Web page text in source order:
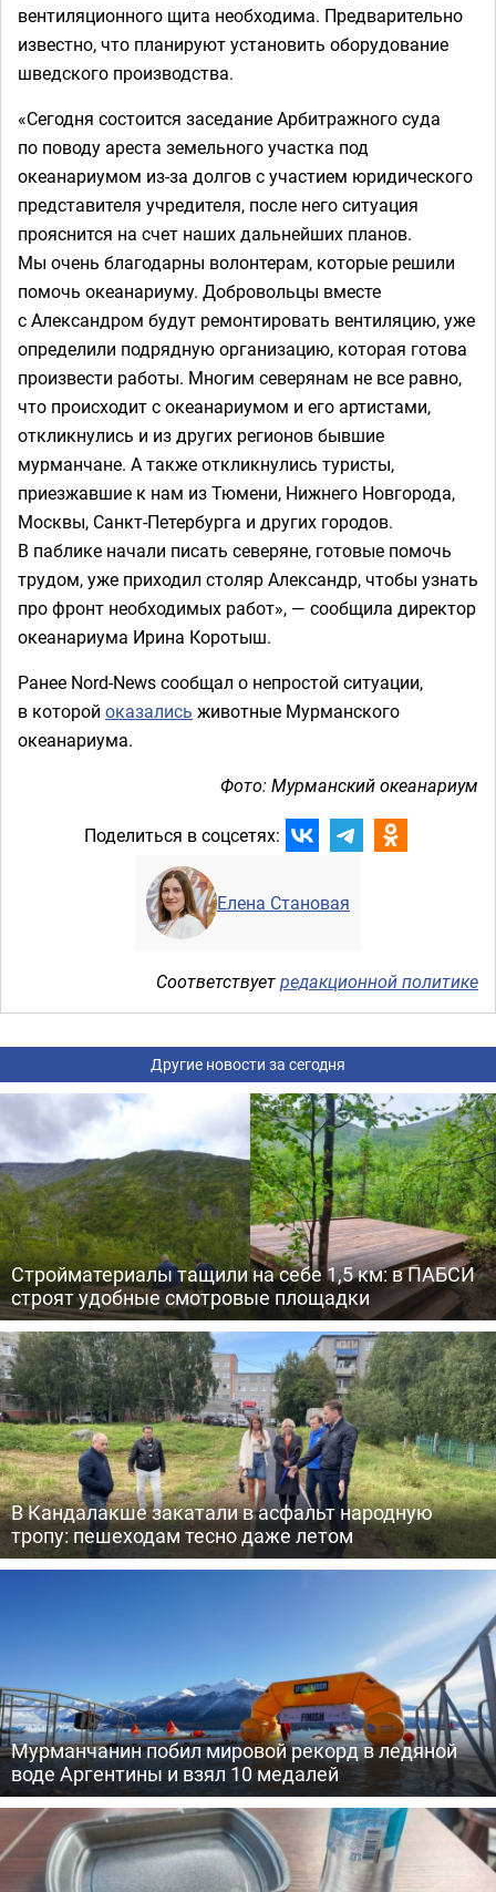
вентиляционного щита необходима. Предварительно
известно, что планируют установить оборудование
шведского производства.
«Сегодня состоится заседание Арбитражного суда
по поводу ареста земельного участка под
океанариумом из-за долгов с участием юридического
представителя учредителя, после него ситуация
прояснится на счет наших дальнейших планов.
Мы очень благодарны волонтерам, которые решили
помочь океанариуму. Добровольцы вместе
с Александром будут ремонтировать вентиляцию, уже
определили подрядную организацию, которая готова
произвести работы. Многим северянам не все равно,
что происходит с океанариумом и его артистами,
откликнулись и из других регионов бывшие
мурманчане. А также откликнулись туристы,
приезжавшие к нам из Тюмени, Нижнего Новгорода,
Москвы, Санкт-Петербурга и других городов.
В паблике начали писать северяне, готовые помочь
трудом, уже приходил столяр Александр, чтобы узнать
про фронт необходимых работ», — сообщила директор
океанариума Ирина Коротыш.
Ранее Nord-News сообщал о непростой ситуации,
в которой оказались животные Мурманского
океанариума.
Фото: Мурманский океанариум
Поделиться в соцсетях:
Елена Становая
Соответствуетредакционной политике
Другие новости за сегодня
Стройматериалы тащили на себе 1,5 км: в ПАБСИ
строят удобные смотровые площадки
В Кандалакше закатали в асфальт народную
тропу: пешеходам тесно даже летом
Мурманчанин побил мировой рекорд в ледяной
воде Аргентины и взял 10 медалей